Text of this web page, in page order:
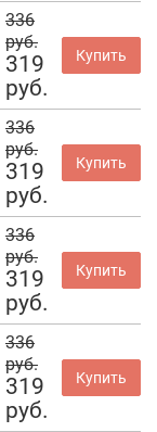
336
руб.
319
руб.
Купить
336
руб.
319
руб.
Купить
336
руб.
319
руб.
Купить
336
руб.
319
руб.
Купить